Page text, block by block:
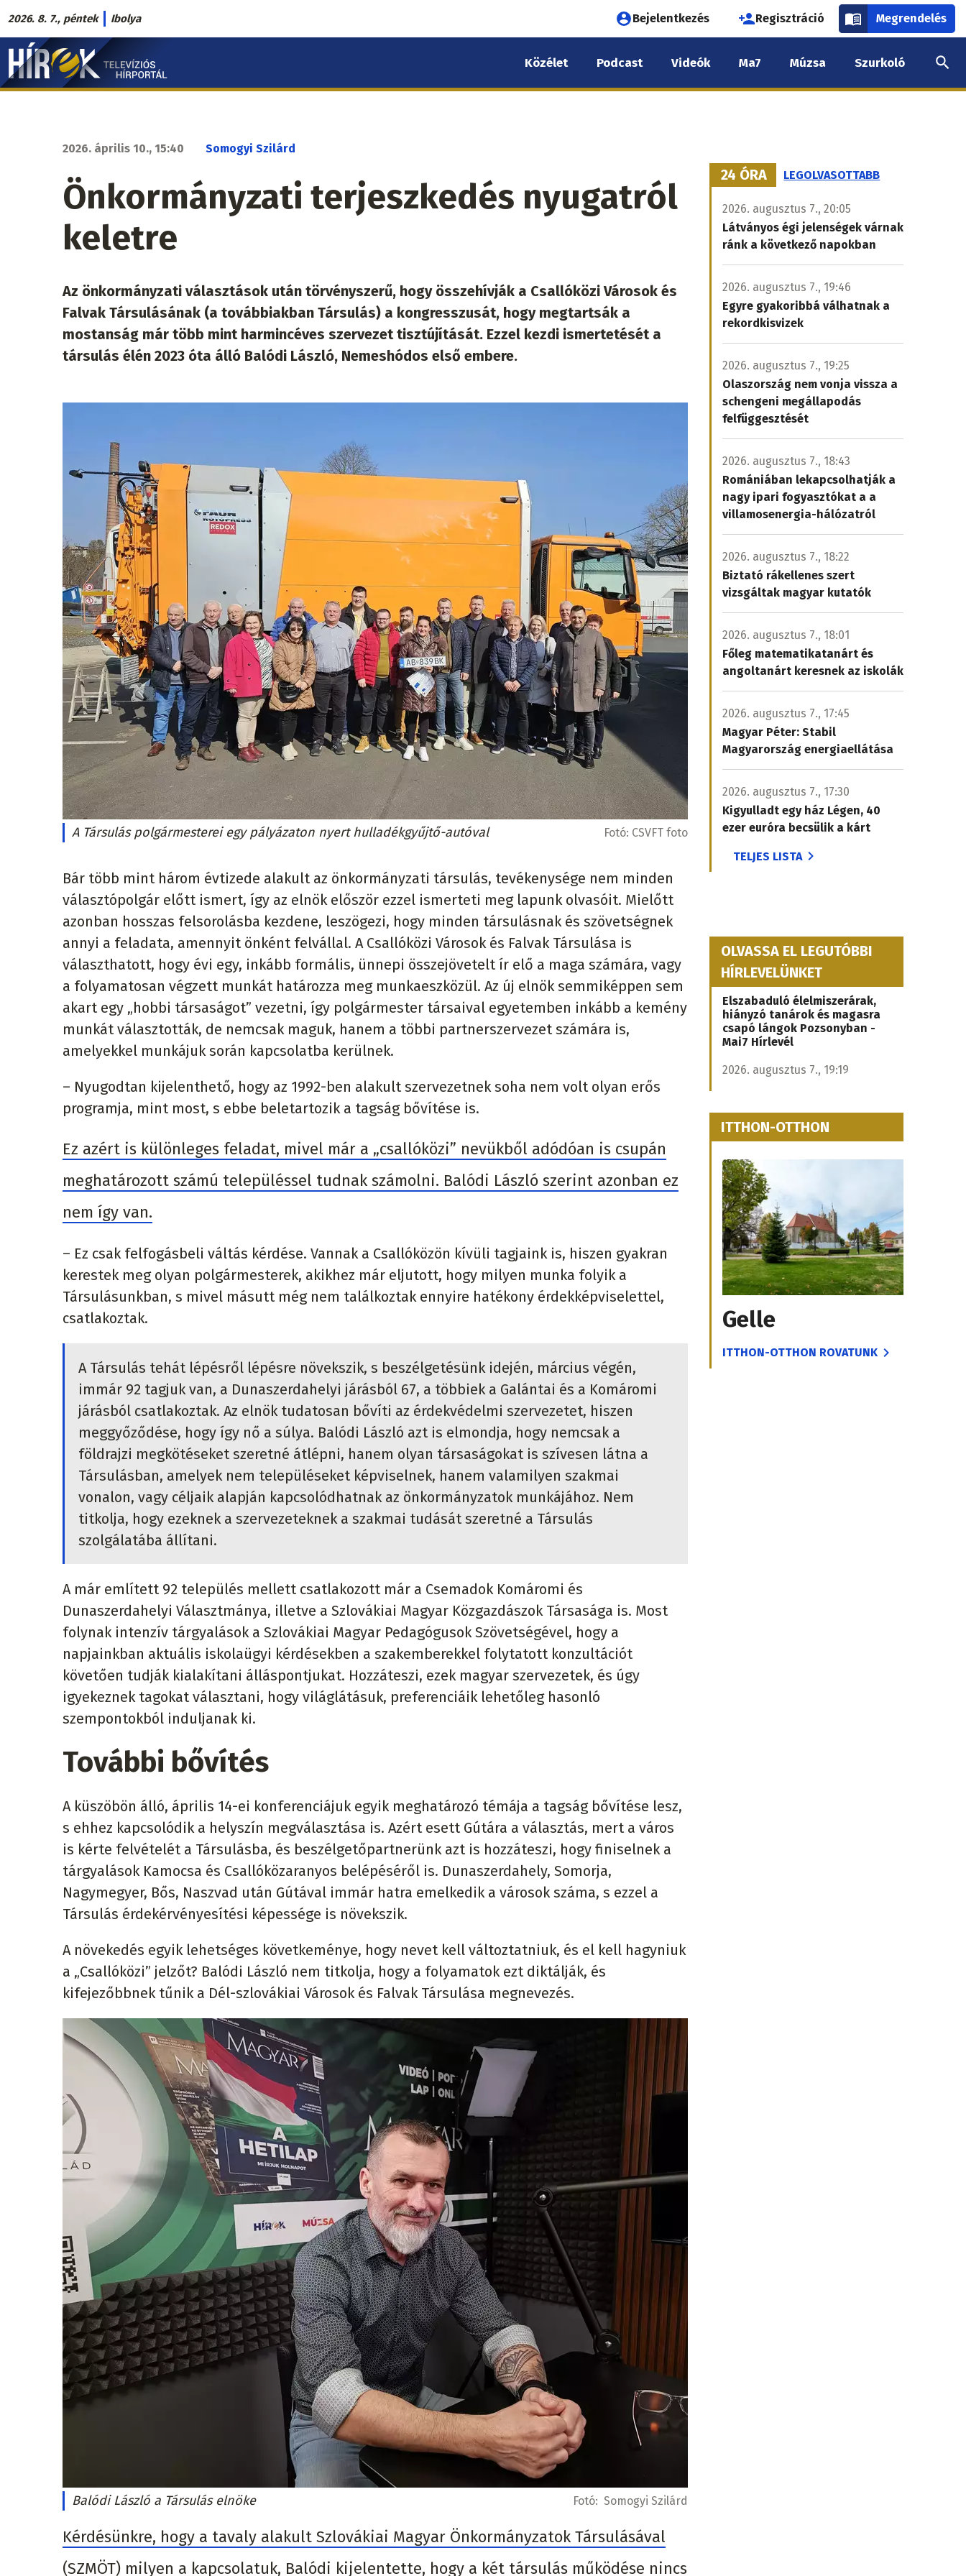
Ugrás
a
tartalomra
2026. 8. 7., péntek Ibolya
Felhasználói
fiók
menüje
Bejelentkezés Regisztráció Megrendelés
Hírek.sk
fő
Közélet Podcast Videók Ma7 Múzsa Szurkoló
2026. április 10., 15:40 Somogyi Szilárd
Önkormányzati terjeszkedés nyugatról
keletre
Az önkormányzati választások után törvényszerű, hogy összehívják a Csallóközi Városok és
Falvak Társulásának (a továbbiakban Társulás) a kongresszusát, hogy megtartsák a
mostanság már több mint harmincéves szervezet tisztújítását. Ezzel kezdi ismertetését a
társulás élén 2023 óta álló Balódi László, Nemeshódos első embere.
A Társulás polgármesterei egy pályázaton nyert hulladékgyűjtő-autóval Fotó: CSVFT foto
Bár több mint három évtizede alakult az önkormányzati társulás, tevékenysége nem minden
választópolgár előtt ismert, így az elnök először ezzel ismerteti meg lapunk olvasóit. Mielőtt
azonban hosszas felsorolásba kezdene, leszögezi, hogy minden társulásnak és szövetségnek
annyi a feladata, amennyit önként felvállal. A Csallóközi Városok és Falvak Társulása is
választhatott, hogy évi egy, inkább formális, ünnepi összejövetelt ír elő a maga számára, vagy
a folyamatosan végzett munkát határozza meg munkaeszközül. Az új elnök semmiképpen sem
akart egy „hobbi társaságot” vezetni, így polgármester társaival egyetemben inkább a kemény
munkát választották, de nemcsak maguk, hanem a többi partnerszervezet számára is,
amelyekkel munkájuk során kapcsolatba kerülnek.
– Nyugodtan kijelenthető, hogy az 1992-ben alakult szervezetnek soha nem volt olyan erős
programja, mint most, s ebbe beletartozik a tagság bővítése is.
Ez azért is különleges feladat, mivel már a „csallóközi” nevükből adódóan is csupán
meghatározott számú településsel tudnak számolni. Balódi László szerint azonban ez
nem így van.
– Ez csak felfogásbeli váltás kérdése. Vannak a Csallóközön kívüli tagjaink is, hiszen gyakran
kerestek meg olyan polgármesterek, akikhez már eljutott, hogy milyen munka folyik a
Társulásunkban, s mivel másutt még nem találkoztak ennyire hatékony érdekképviselettel,
csatlakoztak.
A Társulás tehát lépésről lépésre növekszik, s beszélgetésünk idején, március végén,
immár 92 tagjuk van, a Dunaszerdahelyi járásból 67, a többiek a Galántai és a Komáromi
járásból csatlakoztak. Az elnök tudatosan bővíti az érdekvédelmi szervezetet, hiszen
meggyőződése, hogy így nő a súlya. Balódi László azt is elmondja, hogy nemcsak a
földrajzi megkötéseket szeretné átlépni, hanem olyan társaságokat is szívesen látna a
Társulásban, amelyek nem településeket képviselnek, hanem valamilyen szakmai
vonalon, vagy céljaik alapján kapcsolódhatnak az önkormányzatok munkájához. Nem
titkolja, hogy ezeknek a szervezeteknek a szakmai tudását szeretné a Társulás
szolgálatába állítani.
A már említett 92 település mellett csatlakozott már a Csemadok Komáromi és
Dunaszerdahelyi Választmánya, illetve a Szlovákiai Magyar Közgazdászok Társasága is. Most
folynak intenzív tárgyalások a Szlovákiai Magyar Pedagógusok Szövetségével, hogy a
napjainkban aktuális iskolaügyi kérdésekben a szakemberekkel folytatott konzultációt
követően tudják kialakítani álláspontjukat. Hozzáteszi, ezek magyar szervezetek, és úgy
igyekeznek tagokat választani, hogy világlátásuk, preferenciáik lehetőleg hasonló
szempontokból induljanak ki.
További bővítés
A küszöbön álló, április 14-ei konferenciájuk egyik meghatározó témája a tagság bővítése lesz,
s ehhez kapcsolódik a helyszín megválasztása is. Azért esett Gútára a választás, mert a város
is kérte felvételét a Társulásba, és beszélgetőpartnerünk azt is hozzáteszi, hogy finiselnek a
tárgyalások Kamocsa és Csallóközaranyos belépéséről is. Dunaszerdahely, Somorja,
Nagymegyer, Bős, Naszvad után Gútával immár hatra emelkedik a városok száma, s ezzel a
Társulás érdekérvényesítési képessége is növekszik.
A növekedés egyik lehetséges követkeménye, hogy nevet kell változtatniuk, és el kell hagyniuk
a „Csallóközi” jelzőt? Balódi László nem titkolja, hogy a folyamatok ezt diktálják, és
kifejezőbbnek tűnik a Dél-szlovákiai Városok és Falvak Társulása megnevezés.
Balódi László a Társulás elnöke Fotó: Somogyi Szilárd
Kérdésünkre, hogy a tavaly alakult Szlovákiai Magyar Önkormányzatok Társulásával
(SZMÖT) milyen a kapcsolatuk, Balódi kijelentette, hogy a két társulás működése nincs
24 ÓRA LEGOLVASOTTABB
2026. augusztus 7., 20:05
Látványos égi jelenségek várnak
ránk a következő napokban
2026. augusztus 7., 19:46
Egyre gyakoribbá válhatnak a
rekordkisvizek
2026. augusztus 7., 19:25
Olaszország nem vonja vissza a
schengeni megállapodás
felfüggesztését
2026. augusztus 7., 18:43
Romániában lekapcsolhatják a
nagy ipari fogyasztókat a a
villamosenergia-hálózatról
2026. augusztus 7., 18:22
Biztató rákellenes szert
vizsgáltak magyar kutatók
2026. augusztus 7., 18:01
Főleg matematikatanárt és
angoltanárt keresnek az iskolák
2026. augusztus 7., 17:45
Magyar Péter: Stabil
Magyarország energiaellátása
2026. augusztus 7., 17:30
Kigyulladt egy ház Légen, 40
ezer euróra becsülik a kárt
TELJES LISTA
OLVASSA EL LEGUTÓBBI
HÍRLEVELÜNKET
Elszabaduló élelmiszerárak,
hiányzó tanárok és magasra
csapó lángok Pozsonyban -
Mai7 Hírlevél
2026. augusztus 7., 19:19
ITTHON-OTTHON
Gelle
ITTHON-OTTHON ROVATUNK